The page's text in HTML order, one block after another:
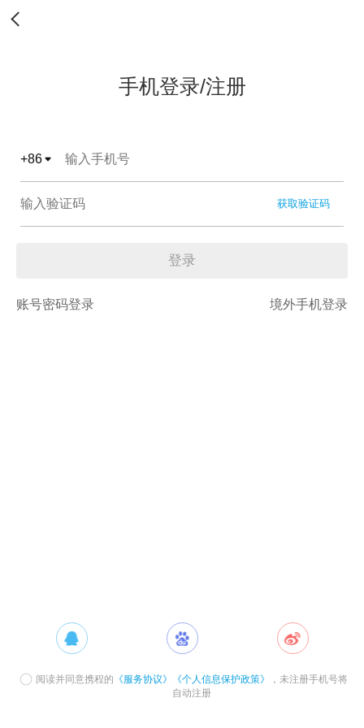
手机登录/注册
+86
获取验证码
登录
账号密码登录 境外手机登录
阅读并同意携程的 《服务协议》 《个人信息保护政策》
，未注册手机号将
自动注册